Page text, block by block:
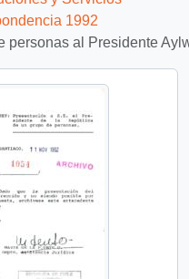
1992
personas al Presidente